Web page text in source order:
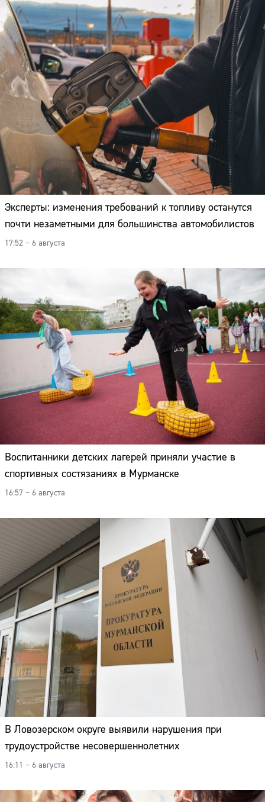
Эксперты: изменения требований к топливу останутся
почти незаметными для большинства автомобилистов
17:52 – 6 августа
Воспитанники детских лагерей приняли участие в
спортивных состязаниях в Мурманске
16:57 – 6 августа
В Ловозерском округе выявили нарушения при
трудоустройстве несовершеннолетних
16:11 – 6 августа